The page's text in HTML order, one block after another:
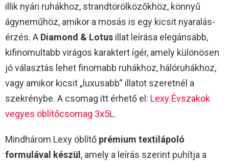
illik nyári ruhákhoz, strandtörölközőkhöz, könnyű
ágyneműhöz, amikor a mosás is egy kicsit nyaralás-
érzés. A Diamond & Lotus illat leírása elegánsabb,
kifinomultabb virágos karaktert ígér, amely különösen
jó választás lehet finomabb ruhákhoz, hálóruhákhoz,
vagy amikor kicsit „luxusabb” illatot szeretnél a
szekrénybe. A csomag itt érhető el: Lexy Évszakok
vegyes öblítőcsomag 3x5L.​
Mindhárom Lexy öblítő prémium textilápoló
formulával készül, amely a leírás szerint puhítja a